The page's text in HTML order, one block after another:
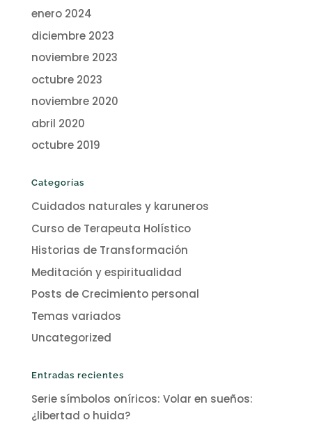
enero 2024
diciembre 2023
noviembre 2023
octubre 2023
noviembre 2020
abril 2020
octubre 2019
Categorías
Cuidados naturales y karuneros
Curso de Terapeuta Holístico
Historias de Transformación
Meditación y espiritualidad
Posts de Crecimiento personal
Temas variados
Uncategorized
Entradas recientes
Serie símbolos oníricos: Volar en sueños:
¿libertad o huida?